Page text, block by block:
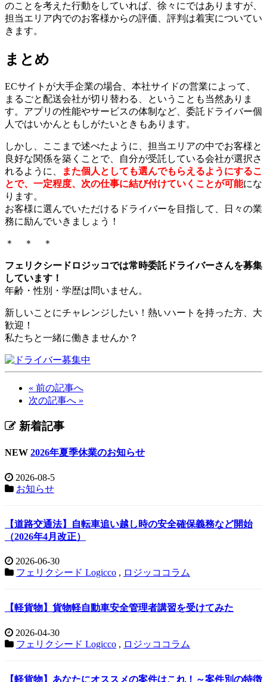
のことを考えた行動をしていれば、徐々にではありますが、
担当エリア内でのお客様からの評価、評判は着実についてい
きます。
まとめ
ECサイトが大手企業の場合、本社サイドの営業によって、
まるごと配送会社が切り替わる、ということも当然ありま
す。アプリの性能やサービスの体制など、委託ドライバー個
人ではいかんともしがたいときもあります。
しかし、ここまで述べたように、担当エリアの中でお客様と
良好な関係を築くことで、自分が受託している会社が選択さ
れるように、
また個人としても選んでもらえるようにするこ
とで、一定程度、次の仕事に結び付けていくことが可能にな
ります。
お客様に選んでいただけるドライバーを目指して、日々の業
務に励んでいきましょう！
＊ ＊ ＊
フェリクシードロジッコでは常時委託ドライバーさんを募集
しています！
年齢・性別・学歴は問いません。
新しいことにチャレンジしたい！熱いハートを持った方、大
歓迎！
私たちと一緒に働きませんか？
« 前の記事へ
次の記事へ »
新着記事
NEW 2026年夏季休業のお知らせ
2026-08-5
お知らせ
【道路交通法】自転車追い越し時の安全確保義務など開始
（2026年4月改正）
2026-06-30
フェリクシード Logicco , ロジッココラム
【軽貨物】貨物軽自動車安全管理者講習を受けてみた
2026-04-30
フェリクシード Logicco , ロジッココラム
【軽貨物】あなたにオススメの案件はこれ！～案件別の特徴